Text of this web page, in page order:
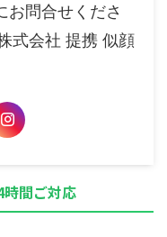
お問合せくださ
式会社 提携 似顔
間ご対応